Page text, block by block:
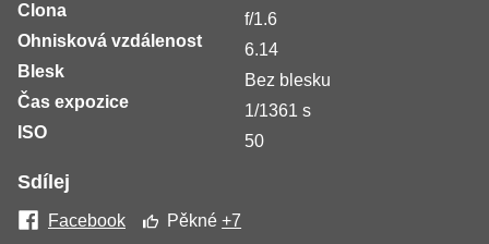
Clona
f/1.6
Ohnisková vzdálenost
6.14
Blesk
Bez blesku
Čas expozice
1/1361 s
ISO
50
Sdílej
Facebook Pěkné+7